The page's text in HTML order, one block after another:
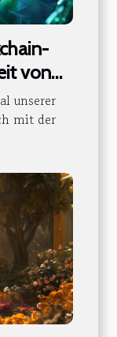
von
unserer
mit der